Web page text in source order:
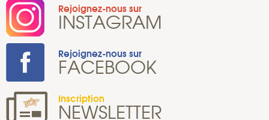
Rejoignez-nous sur
INSTAGRAM
Rejoignez-nous sur
FACEBOOK
Inscription
NEWSLETTER